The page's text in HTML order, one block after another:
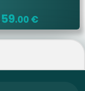
59.00 €